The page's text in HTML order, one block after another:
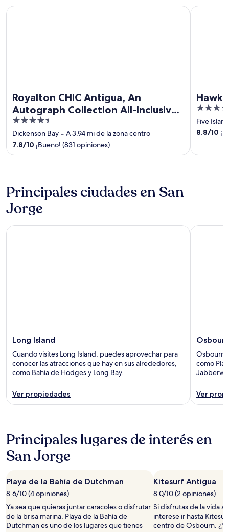
Royalton CHIC Antigua, An
Autograph Collection All-Inclusive
Resort – Adults Only
4.5
out
of
5
Dickenson Bay ‐ A 3.94 mi de la zona centro
7.8/10 ¡Bueno! (831 opiniones)
Royalton CHIC Antigua, An Autograph Collection All-
4
out
of
Five
8.8/10
Hawksbill
Principales ciudades en San
Jorge
Long Island
Cuando visites Long Island, puedes aprovechar para
conocer las atracciones que hay en sus alrededores,
como Bahía de Hodges y Long Bay.
Ver propiedades
Long Island
Osbourn
Osbourn
como
Ver
Osbourn
Principales lugares de interés en
San Jorge
Playa de la Bahía de Dutchman
8.6/10 (4 opiniones)
Ya sea que quieras juntar caracoles o disfrutar
de la brisa marina, Playa de la Bahía de
Dutchman es uno de los lugares que tienes
Kitesurf Antigua
8.0/10 (2 opiniones)
Si disfrutas de la vida
interese ir hasta
centro de Osbourn. ¿Y